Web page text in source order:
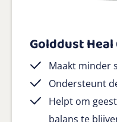
Golddust Heal
Maakt minder
Ondersteunt
Helpt om
balans te